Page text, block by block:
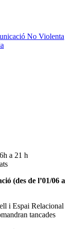
No Violenta
a 21 h
(des de l’01/06 a
i Espai Relacional
tancades